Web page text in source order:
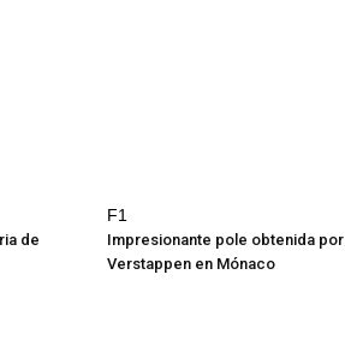
de
F1
Impresionante pole obtenida por
Verstappen en Mónaco